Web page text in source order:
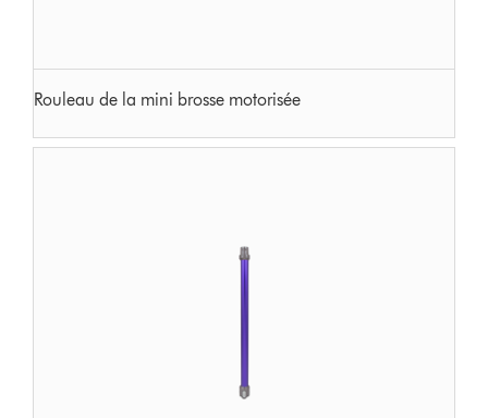
Rouleau de la mini brosse motorisée